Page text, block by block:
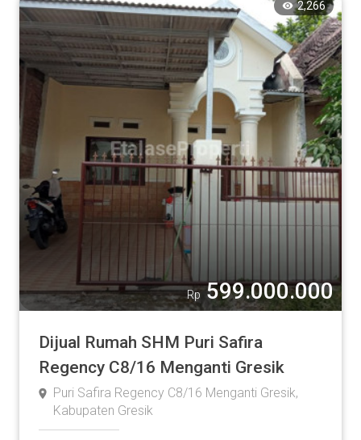
2,266
Rp 599.000.000
Dijual Rumah SHM Puri Safira
Regency C8/16 Menganti Gresik
Puri Safira Regency C8/16 Menganti Gresik,
Kabupaten Gresik